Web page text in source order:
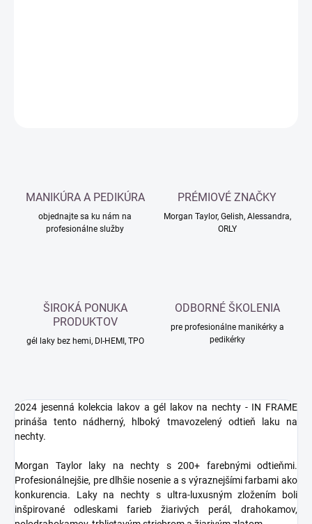
MANIKÚRA A PEDIKÚRA
objednajte sa ku nám na
profesionálne služby
PRÉMIOVÉ ZNAČKY
Morgan Taylor, Gelish, Alessandra,
ORLY
ŠIROKÁ PONUKA
PRODUKTOV
gél laky bez hemi, DI-HEMI, TPO
ODBORNÉ ŠKOLENIA
pre profesionálne manikérky a
pedikérky
2024 jesenná kolekcia lakov a gél lakov na nechty - IN FRAME
prináša tento nádherný, hlboký tmavozelený odtieň laku na
nechty.
Morgan Taylor laky na nechty s 200+ farebnými odtieňmi.
Profesionálnejšie, pre dlhšie nosenie a s výraznejšími farbami ako
konkurencia. Laky na nechty s ultra-luxusným zložením boli
inšpirované odleskami farieb žiarivých perál, drahokamov,